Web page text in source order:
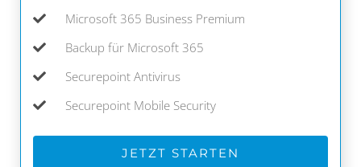
Microsoft 365 Business Premium
Backup für Microsoft 365
Securepoint Antivirus
Securepoint Mobile Security
JETZT STARTEN